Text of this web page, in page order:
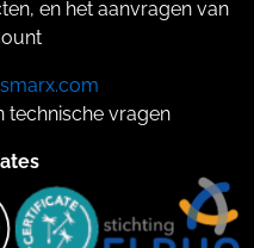
en het aanvragen van
technische vragen